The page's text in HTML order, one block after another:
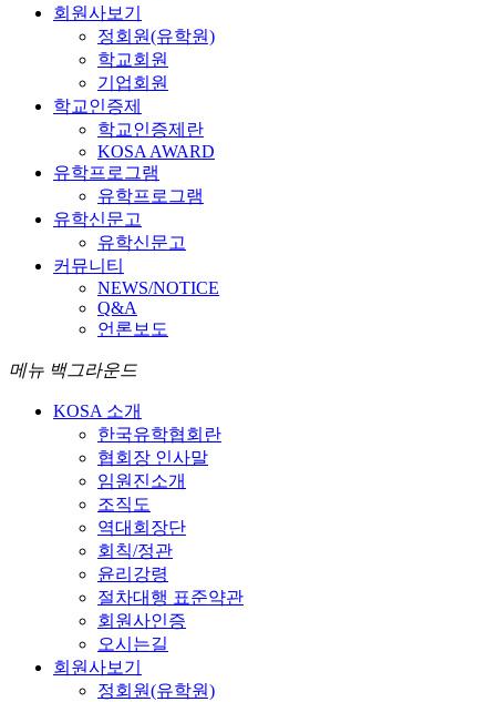
회원사보기
정회원(유학원)
학교회원
기업회원
학교인증제
학교인증제란
KOSA AWARD
유학프로그램
유학프로그램
유학신문고
유학신문고
커뮤니티
NEWS/NOTICE
Q&A
언론보도
메뉴 백그라운드
KOSA 소개
한국유학협회란
협회장 인사말
임원진소개
조직도
역대회장단
회칙/정관
윤리강령
절차대행 표준약관
회원사인증
오시는길
회원사보기
정회원(유학원)